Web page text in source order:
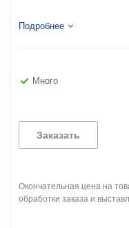
Подробнее
Много
Заказать
Окончательная цена на
обработки заказа и